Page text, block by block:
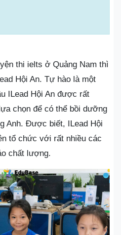
thi ielts ở Quảng Nam thì
Hội An. Tự hào là một
ILead Hội An được rất
chọn để có thể bồi dưỡng
Anh. Được biết, ILead Hội
tổ chức với rất nhiều các
chất lượng.